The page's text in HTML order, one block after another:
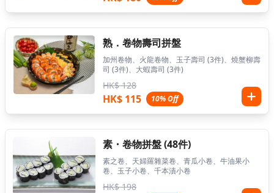
熟．卷物壽司拼盤
加州卷物、火龍卷物、玉子壽司 (3件)、燒蟹柳壽
司 (3件)、大蝦壽司 (3件)
HK$ 128
HK$ 115 10% Off
素・卷物拼盤 (48件)
素之卷、天婦羅雜菜卷、青瓜小卷、牛油果小
卷、玉子小卷、千本漬小卷
HK$ 198